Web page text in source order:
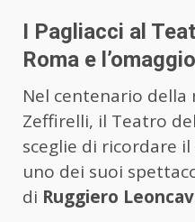
I Pagliacci al
Roma e
Nel centenario della
Zeffirelli, il Teatro
sceglie di ricordare
uno dei suoi
di Ruggiero